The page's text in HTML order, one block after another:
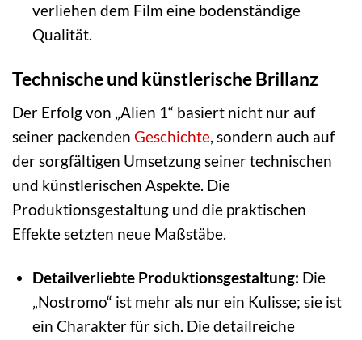
verliehen dem Film eine bodenständige
Qualität.
Technische und künstlerische Brillanz
Der Erfolg von „Alien 1“ basiert nicht nur auf
seiner packenden Geschichte , sondern auch auf
der sorgfältigen Umsetzung seiner technischen
und künstlerischen Aspekte. Die
Produktionsgestaltung und die praktischen
Effekte setzten neue Maßstäbe.
Detailverliebte Produktionsgestaltung: Die
„Nostromo“ ist mehr als nur ein Kulisse; sie ist
ein Charakter für sich. Die detailreiche